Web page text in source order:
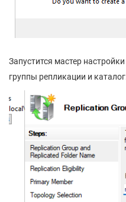
Запустится мастер
группы репликации и